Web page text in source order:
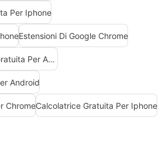
Per Iphone
Estensioni Di Google Chrome
Calcolatrice Matematica Gratuita Per Android
Android
ChromeCalcolatrice Gratuita Per Iphone